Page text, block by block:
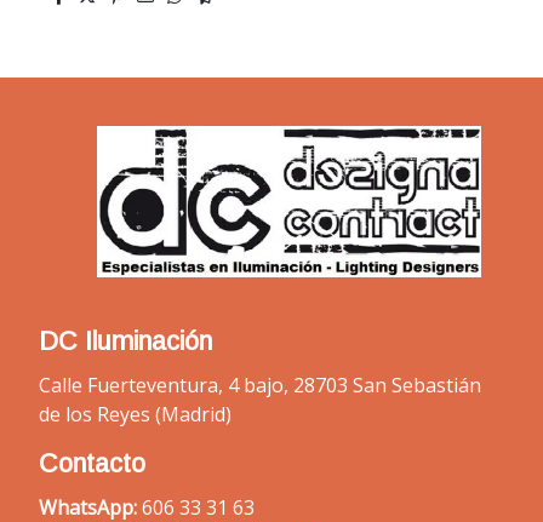
DC Iluminación
Calle Fuerteventura, 4 bajo, 28703 San Sebastián
de los Reyes (Madrid)
Contacto
WhatsApp:606 33 31 63